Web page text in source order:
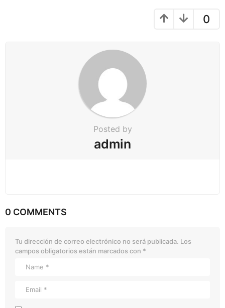
0
Posted by
admin
0 COMMENTS
Tu dirección de correo electrónico no será publicada. Los
campos obligatorios están marcados con *